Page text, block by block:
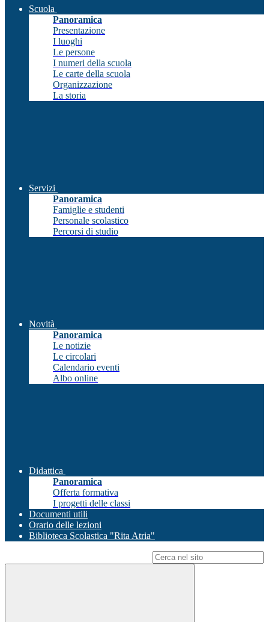
Scuola
Panoramica
Presentazione
I luoghi
Le persone
I numeri della scuola
Le carte della scuola
Organizzazione
La storia
Servizi
Panoramica
Famiglie e studenti
Personale scolastico
Percorsi di studio
Novità
Panoramica
Le notizie
Le circolari
Calendario eventi
Albo online
Didattica
Panoramica
Offerta formativa
I progetti delle classi
Documenti utili
Orario delle lezioni
Biblioteca Scolastica "Rita Atria"